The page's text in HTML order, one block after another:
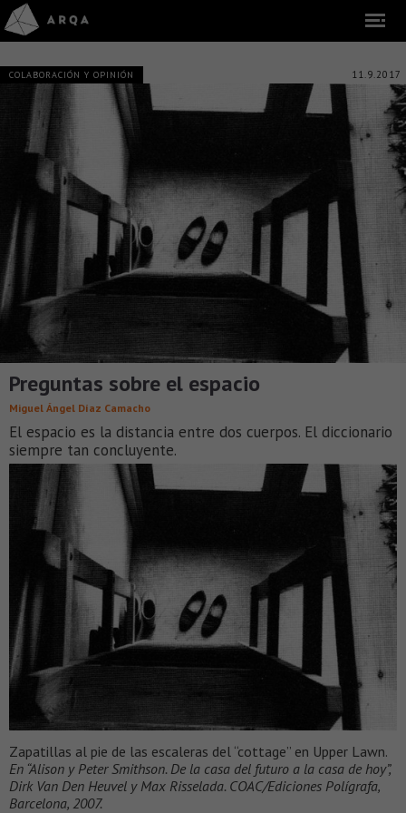
COLABORACIÓN Y OPINIÓN 11.9.2017
Preguntas sobre el espacio
Miguel Ángel Díaz Camacho
El espacio es la distancia entre dos cuerpos. El diccionario
siempre tan concluyente.
Zapatillas al pie de las escaleras del “cottage” en Upper Lawn.
En “Alison y Peter Smithson. De la casa del futuro a la casa de hoy”,
Dirk Van Den Heuvel y Max Risselada. COAC/Ediciones Polígrafa,
Barcelona, 2007.